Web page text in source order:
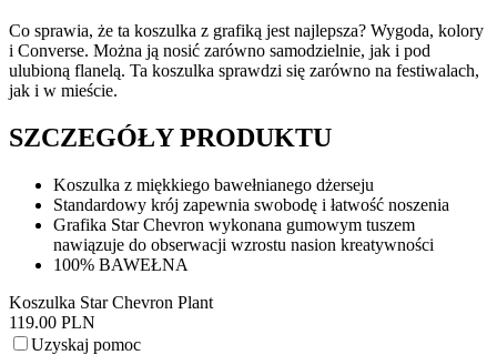
Co sprawia, że ta koszulka z grafiką jest najlepsza? Wygoda, kolory
i Converse. Można ją nosić zarówno samodzielnie, jak i pod
ulubioną flanelą. Ta koszulka sprawdzi się zarówno na festiwalach,
jak i w mieście.
SZCZEGÓŁY PRODUKTU
Koszulka z miękkiego bawełnianego dżerseju
Standardowy krój zapewnia swobodę i łatwość noszenia
Grafika Star Chevron wykonana gumowym tuszem
nawiązuje do obserwacji wzrostu nasion kreatywności
100% BAWEŁNA
Koszulka Star Chevron Plant
119.00 PLN
Uzyskaj pomoc